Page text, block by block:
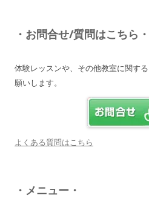
♪
上松先生に教われば
きになりますよ♪
大切なお子さんの習い
・お問合せ/質問はこちら・
体験レッスンや、その他教室に関す
願いします。
よくある質問はこちら
・メニュー・